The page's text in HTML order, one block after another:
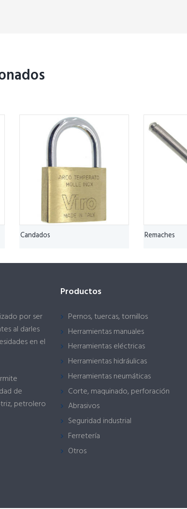
Candados Remaches
por ser
al darles
en el
de
petrolero
Productos
Pernos, tuercas, tornillos
Herramientas manuales
Herramientas eléctricas
Herramientas hidráulicas
Herramientas neumáticas
Corte, maquinado, perforación
Abrasivos
Seguridad industrial
Ferretería
Otros